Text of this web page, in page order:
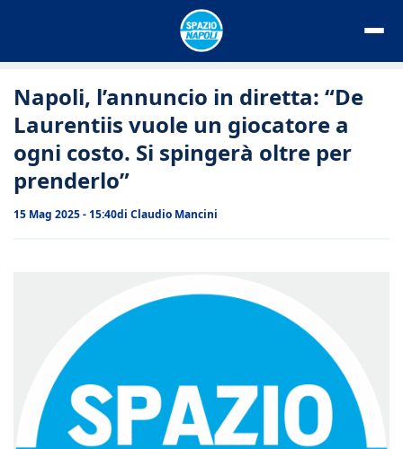
Napoli, l’annuncio in diretta: “De
Laurentiis vuole un giocatore a
ogni costo. Si spingerà oltre per
prenderlo”
15 Mag 2025 - 15:40di Claudio Mancini